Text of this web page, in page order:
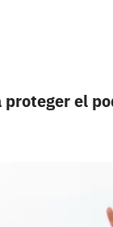
proteger el